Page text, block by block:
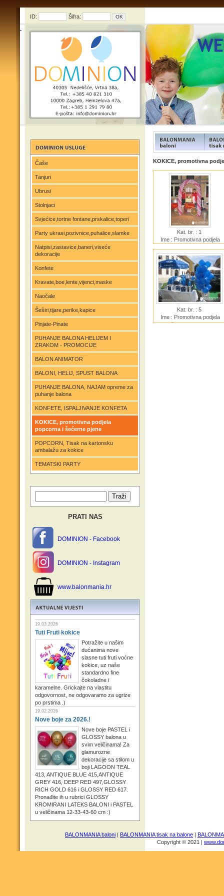
ID: Šifra:
Čaše
Tanjuri
Ubrusi
Stolnjaci
Svjećice,tortne fontane,prskalice,toperi
Party ukrasi,pozivnice,puhalice,slamke
Natpisi,zastavice,baneri,viseće
dekoracije
Konfete
Kravate,boe,lente,vijenci,maske
Naočale
Šeširi,tijare,perike,kapice
Pinjate-Pinate
PUHANJE BALONA HELIJEM I
ZRAKOM - PROMOCIJE
BALON ANIMATOR
BALONI, HELIJ, SPUST BALONA
PUHANJE BALONA, NAJAM opreme za
puhanje balona
KONFETE, ISPALJIVANJE KONFETA
KOKICE, promotivna podjela
popcorna i šećerne pjene
POPCORN, Tisak na kartonsku
ambalažu za kokice
TEMATSKI PARTY
PRATI NAS
DOMINION - Facebook
DOMINION - Instagram
www.balonmania.hr
19.03.2026
Tuti Fruti kokice
Potražite u našim
dućanima nove
slasne tuti fruti voćne
kokice, uz naše
standardno fine
čokoladne i
karamelne. Grickajte na vlastitu
odgovornost, ne odgovaramo za ugrize
po prstima .)
19.02.2026
Nove boje za 2026.!
Nove boje PASTEL i
GLOSSY balona u
svim veličinama! Za
glamurozne
dekoracije sa stilom u
boji LAGOON TEAL
413, ANTIQUE BLUE 415,ANTIQUE
GREY 416, DEEP RED 497,GLOSSY
RICH GOLD 616 i GLOSSY RED 617.
Pronađite ih u rubrici GLOSSY
KROMIRANI LATEKS BALONI i PASTEL
u veličinama 12-33-43-60 cm :)
KOKICE, promotivna
Kat. br. : 1
Ime : Promotivna podjela
Kat. br. : 5
Ime : Promotivna podjela
pečenog popcorna 5
BALONMANIA baloni | BALONMANIA tisak na balone |
Copyright © 2021 |